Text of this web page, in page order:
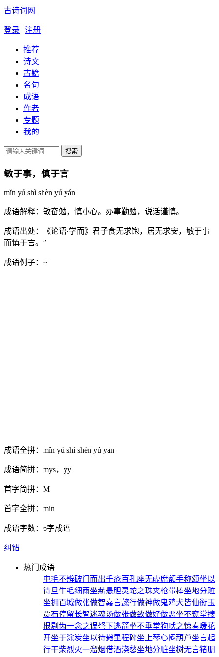
古诗词网
登录 | 注册
推荐
诗文
古籍
名句
成语
作者
专题
我的
敏于事，慎于言
mǐn yú shì shèn yú yán
成语解释： 敏奋勉，慎小心。办事勤勉，说话谨慎。
成语出处：
《论语·学而》君子食无求饱，居无求安，敏于事
而慎于言。”
成语例子： ~
成语全拼： mǐn yú shì shèn yú yán
成语简拼： mys，yy
首字简拼： M
首字全拼： min
成语字数： 6字成语
纠错
热门成语
屯毛不辨破门而出千疮百孔座无虚席额手称颂坐以
待旦牛毛细雨坐薪悬胆灵蛇之珠夹枪带棒坐地分赃
坐拥百城做张做智嘉言懿行做神做鬼鸡犬皆仙衒玉
贾石停留长智迷魂汤做张做致做好做恶坐不窥堂搜
根剔齿一念之误弩下逃箭坐不垂堂狗吠之惊春暖花
开坐于涂炭坐以待毙里程碑坐上琴心闷葫芦坐言起
行干柴烈火一溜烟借酒浇愁坐地分脏坐树无言猪朋